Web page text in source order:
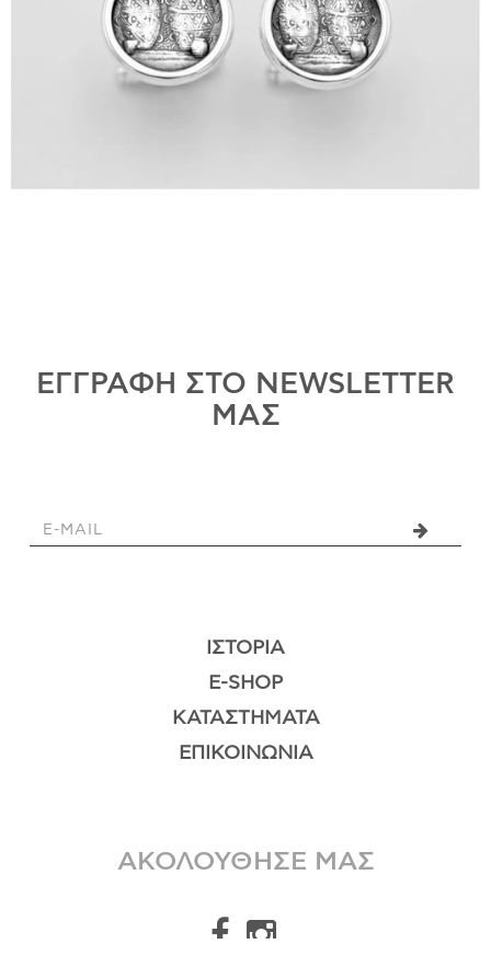
ΕΓΓΡΑΦΗ ΣΤΟ NEWSLETTER
ΜΑΣ
ΙΣΤΟΡΊΑ
E-SHOP
ΚΑΤΑΣΤΉΜΑΤΑ
ΕΠΙΚΟΙΝΩΝΊΑ
ΑΚΟΛΟΥΘΗΣΕ ΜΑΣ